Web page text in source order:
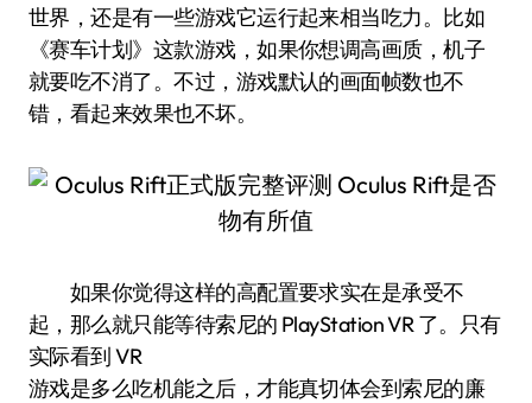
世界，还是有一些游戏它运行起来相当吃力。比如
《赛车计划》这款游戏，如果你想调高画质，机子
就要吃不消了。不过，游戏默认的画面帧数也不
错，看起来效果也不坏。
如果你觉得这样的高配置要求实在是承受不
起，那么就只能等待索尼的 PlayStation VR 了。只有
实际看到 VR
游戏是多么吃机能之后，才能真切体会到索尼的廉